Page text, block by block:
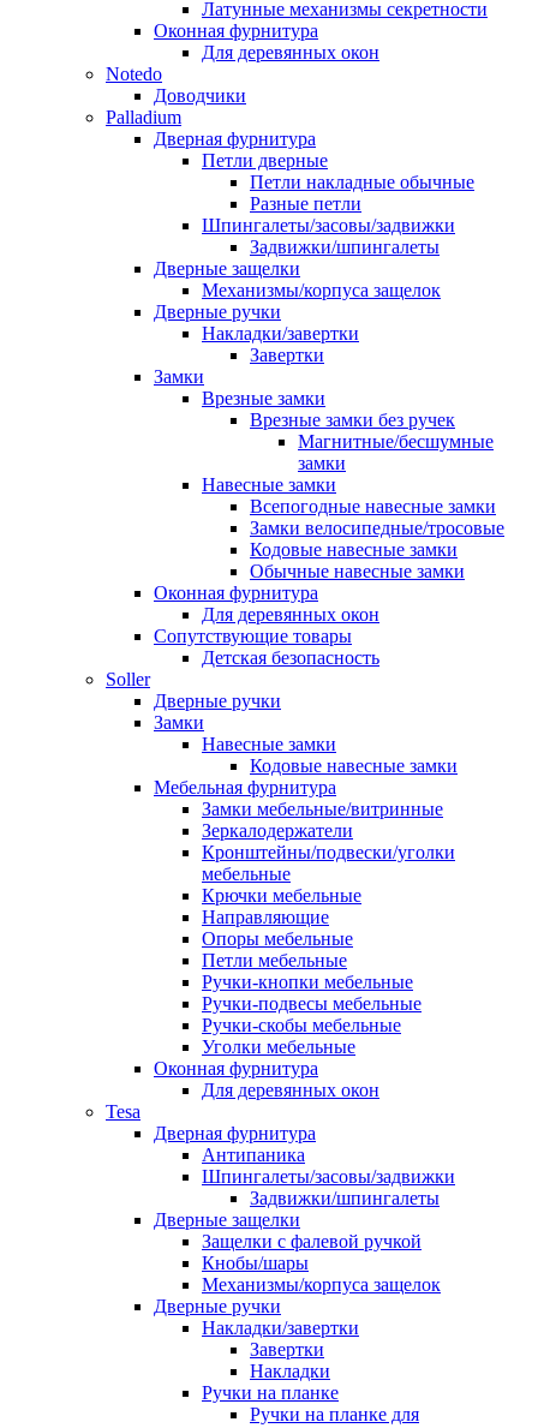
Латунные механизмы секретности
Оконная фурнитура
Для деревянных окон
Notedo
Доводчики
Palladium
Дверная фурнитура
Петли дверные
Петли накладные обычные
Разные петли
Шпингалеты/засовы/задвижки
Задвижки/шпингалеты
Дверные защелки
Механизмы/корпуса защелок
Дверные ручки
Накладки/завертки
Завертки
Замки
Врезные замки
Врезные замки без ручек
Магнитные/бесшумные
замки
Навесные замки
Всепогодные навесные замки
Замки велосипедные/тросовые
Кодовые навесные замки
Обычные навесные замки
Оконная фурнитура
Для деревянных окон
Сопутствующие товары
Детская безопасность
Soller
Дверные ручки
Замки
Навесные замки
Кодовые навесные замки
Мебельная фурнитура
Замки мебельные/витринные
Зеркалодержатели
Кронштейны/подвески/уголки
мебельные
Крючки мебельные
Направляющие
Опоры мебельные
Петли мебельные
Ручки-кнопки мебельные
Ручки-подвесы мебельные
Ручки-скобы мебельные
Уголки мебельные
Оконная фурнитура
Для деревянных окон
Tesa
Дверная фурнитура
Антипаника
Шпингалеты/засовы/задвижки
Задвижки/шпингалеты
Дверные защелки
Защелки с фалевой ручкой
Кнобы/шары
Механизмы/корпуса защелок
Дверные ручки
Накладки/завертки
Завертки
Накладки
Ручки на планке
Ручки на планке для